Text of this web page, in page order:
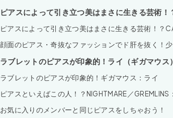
ピアスによって引き立つ美はまさに生きる芸術！
ピアスによって引き立つ美はまさに生きる芸術！？
顔面のピアス・奇抜なファッションでド肝を抜く！
ラブレットのピアスが印象的！ライ（ギガマウス）
ラブレットのピアスが印象的！ギガマウス：ライ
ピアスといえばこの人！？NIGHTMARE／GREMLINS
お気に入りのメンバーと同じピアスをしちゃおう！